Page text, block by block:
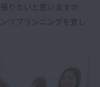
りたいと思いますの
ツプランニングを宜し